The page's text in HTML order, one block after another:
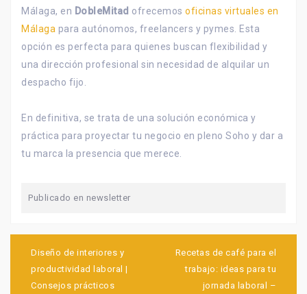
Málaga, en DobleMitad ofrecemos oficinas virtuales en
Málaga para autónomos, freelancers y pymes. Esta
opción es perfecta para quienes buscan flexibilidad y
una dirección profesional sin necesidad de alquilar un
despacho fijo.
En definitiva, se trata de una solución económica y
práctica para proyectar tu negocio en pleno Soho y dar a
tu marca la presencia que merece.
Publicado en newsletter
entradas
Diseño de interiores y
productividad laboral |
Consejos prácticos
Recetas de café para el
trabajo: ideas para tu
jornada laboral –